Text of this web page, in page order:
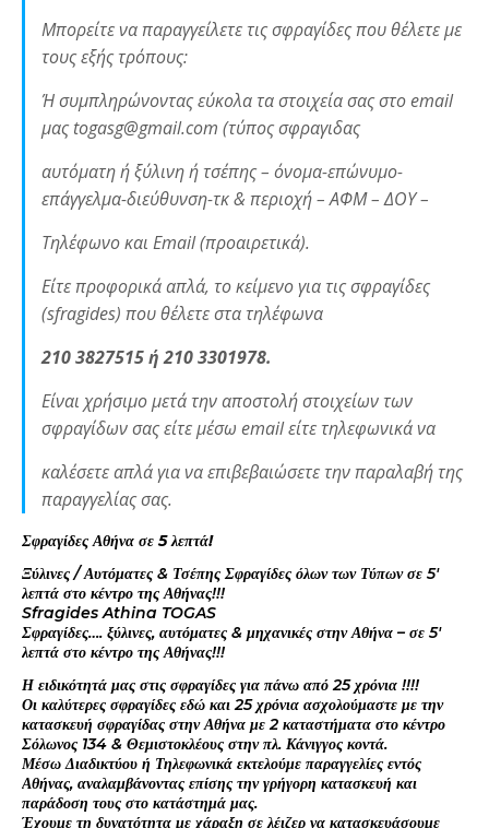
Μπορείτε να παραγγείλετε τις σφραγίδες που θέλετε με
τους εξής τρόπους:
Ή συμπληρώνοντας εύκολα τα στοιχεία σας στο email
μας togasg@gmail.com (τύπος σφραγιδας
αυτόματη ή ξύλινη ή τσέπης – όνομα-επώνυμο-
επάγγελμα-διεύθυνση-τκ & περιοχή – ΑΦΜ – ΔΟΥ –
Τηλέφωνο και Email (προαιρετικά).
Είτε προφορικά απλά, το κείμενο για τις σφραγίδες
(sfragides) που θέλετε στα τηλέφωνα
210 3827515 ή 210 3301978.
Είναι χρήσιμο μετά την αποστολή στοιχείων των
σφραγίδων σας είτε μέσω email είτε τηλεφωνικά να
καλέσετε απλά για να επιβεβαιώσετε την παραλαβή της
παραγγελίας σας.
Σφραγίδες Αθήνα σε 5 λεπτά!
Ξύλινες / Αυτόματες & Τσέπης Σφραγίδες όλων των Τύπων σε 5′
λεπτά στο κέντρο της Αθήνας!!!
Sfragides Athina TOGAS
Σφραγίδες…. ξύλινες, αυτόματες & μηχανικές στην Αθήνα – σε 5′
λεπτά στο κέντρο της Αθήνας!!!
Η ειδικότητά μας στις σφραγίδες για πάνω από 25 χρόνια !!!!
Οι καλύτερες σφραγίδες εδώ και 25 χρόνια ασχολούμαστε με την
κατασκευή σφραγίδας στην Αθήνα με 2 καταστήματα στο κέντρο
Σόλωνος 134 & Θεμιστοκλέους στην πλ. Κάνιγγος κοντά.
Μέσω Διαδικτύου ή Τηλεφωνικά εκτελούμε παραγγελίες εντός
Αθήνας, αναλαμβάνοντας επίσης την γρήγορη κατασκευή και
παράδοση τους στο κατάστημά μας.
Έχουμε τη δυνατότητα με χάραξη σε λέιζερ να κατασκευάσουμε